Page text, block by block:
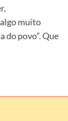
muito
do povo”. Que